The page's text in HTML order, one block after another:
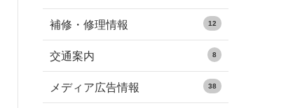
補修・修理情報 12
交通案内 8
メディア広告情報 38